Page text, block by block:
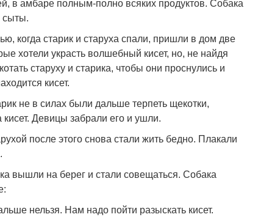
в амбаре полным-полно всяких продуктов. Собака
сыты.
когда старик и старуха спали, пришли в дом две
хотели украсть волшебный кисет, но, не найдя
старуху и старика, чтобы они проснулись и
кисет.
не в силах были дальше терпеть щекотки,
кисет. Девицы забрали его и ушли.
после этого снова стали жить бедно. Плакали
вышли на берег и стали совещаться. Собака
нельзя. Нам надо пойти разыскать кисет.